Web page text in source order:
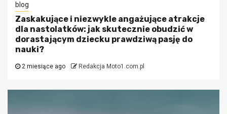
blog
Zaskakujące i niezwykle angażujące atrakcje
dla nastolatków: jak skutecznie obudzić w
dorastającym dziecku prawdziwą pasję do
nauki?
2 miesiące ago Redakcja Moto1.com.pl